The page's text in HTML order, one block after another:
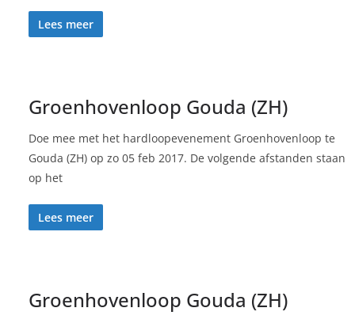
Lees meer
Groenhovenloop Gouda (ZH)
Doe mee met het hardloopevenement Groenhovenloop te
Gouda (ZH) op zo 05 feb 2017. De volgende afstanden staan
op het
Lees meer
Groenhovenloop Gouda (ZH)